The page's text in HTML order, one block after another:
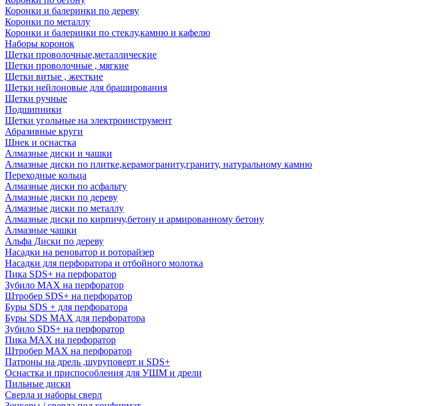
Коронки и балеринки по дереву
Коронки по металлу
Коронки и балеринки по стеклу,камню и кафелю
Наборы коронок
Щетки проволочные,металлические
Щетки проволочные , мягкие
Щетки витые , жесткие
Щетки нейлоновые для браширования
Щетки ручные
Подшипники
Щетки угольные на электроинструмент
Абразивные круги
Шнек и оснастка
Алмазные диски и чашки
Алмазные диски по плитке,керамограниту,граниту, натуральному камню
Переходные кольца
Алмазные диски по асфальту
Алмазные диски по дереву
Алмазные диски по металлу
Алмазные диски по кирпичу,бетону и армированному бетону
Алмазные чашки
Альфа Диски по дереву
Насадки на реноватор и роторайзер
Насадки для перфоратора и отбойного молотка
Пика SDS+ на перфоратор
Зубило MAX на перфоратор
Штробер SDS+ на перфоратор
Буры SDS + для перфоратора
Буры SDS MAX для перфоратора
Зубило SDS+ на перфоратор
Пика MAX на перфоратор
Штробер MAX на перфоратор
Патроны на дрель ,шуруповерт и SDS+
Оснастка и приспособления для УШМ и дрели
Пильные диски
Сверла и наборы сверл